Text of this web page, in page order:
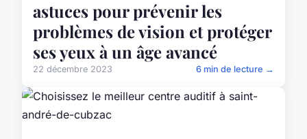
astuces pour prévenir les
problèmes de vision et protéger
ses yeux à un âge avancé
22 décembre 2023 6 min de lecture →